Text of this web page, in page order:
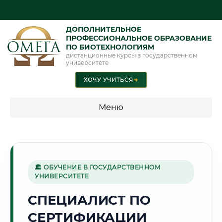
ДОПОЛНИТЕЛЬНОЕ
ПРОФЕССИОНАЛЬНОЕ ОБРАЗОВАНИЕ
ПО БИОТЕХНОЛОГИЯМ
дистанционные курсы в государственном
университете
ХОЧУ УЧИТЬСЯ➜
Меню
⚔️
Г. ВОЛГОГРАД
🏛 ОБУЧЕНИЕ В ГОСУДАРСТВЕННОМ
УНИВЕРСИТЕТЕ
СПЕЦИАЛИСТ ПО
СЕРТИФИКАЦИИ